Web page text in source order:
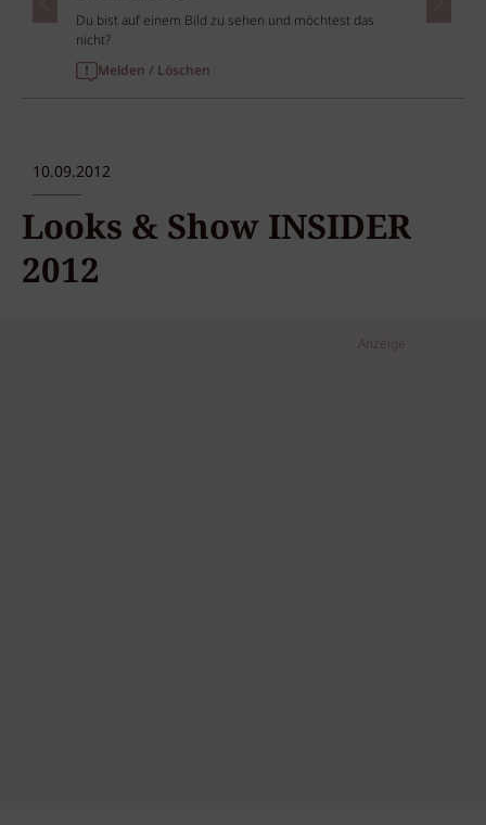
Du bist auf einem Bild zu sehen und möchtest das
nicht?
Melden / Löschen
10.09.2012
Looks & Show INSIDER
2012
Anzeige